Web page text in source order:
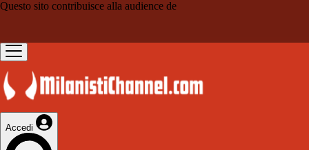
Questo sito contribuisce alla audience de
Accedi